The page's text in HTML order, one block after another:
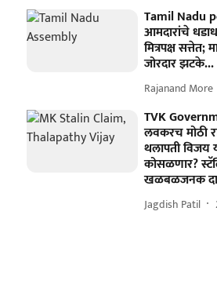
Tamil Nadu
आमदारांचे
मित्रपक्ष सत्तेत;
जोरदार झटके...
Rajanand More
TVK
लवकरच मोठी
थलापती विजय
कोसळणार?
खळबळजनक
Jagdish Patil